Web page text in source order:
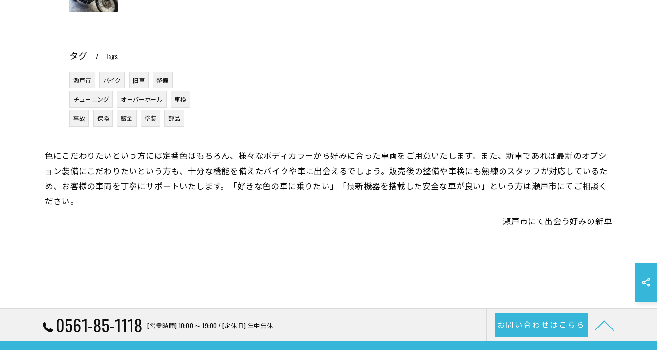
タグ Tags
瀬戸市 バイク 旧車 整備
チューニング オーバーホール 車検
事故 保険 鈑金 塗装 部品
色にこだわりたいという方には定番色はもちろん、様々なボディカラーから好みに合った車両をご用意いたします。また、新車であれば最新のオプシ
ョン装備にこだわりたいという方も、十分な機能を備えたバイクや車に出会えるでしょう。販売後の整備や車検にも熟練のスタッフが対応しているた
め、お客様の車両を丁寧にサポートいたします。「好きな色の車に乗りたい」「最新機器を搭載した安全な車が良い」という方は瀬戸市にてご相談く
ださい。
瀬戸市にて出会う好みの新車
0561-85-1118 [営業時間] 10:00 〜 19:00 / [定休日] 年中無休 お問い合わせはこちら